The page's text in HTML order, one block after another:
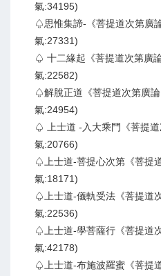
氣:34195)
♤思惟集諦-《菩提道次第廣
氣:27331)
♤ 十二緣起《菩提道次第廣
氣:22582)
♤解脫正道《菩提道次第廣
氣:24954)
♤ 上士道 -入大乘門《菩提
氣:20766)
♤上士道-菩提心次第《菩提
氣:18171)
♤上士道-儀軌受法《菩提道
氣:22536)
♤上士道-學菩薩行《菩提道
氣:42178)
♤上士道-布施波羅蜜《菩提